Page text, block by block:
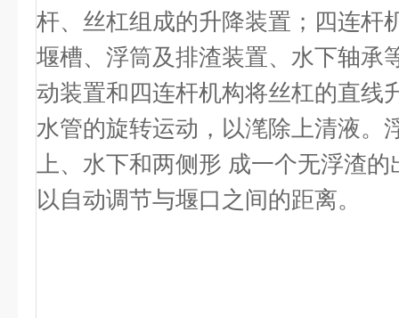
杆、丝杠组成的升降装置；四连杆
堰槽、浮筒及排渣装置、水下轴承
动装置和四连杆机构将丝杠的直线
水管的旋转运动，以滗除上清液。
上、水下和两侧形 成一个无浮渣
以自动调节与堰口之间的距离。